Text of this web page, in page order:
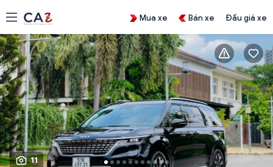
Mua xe Bán xe Đấu giá xe
11